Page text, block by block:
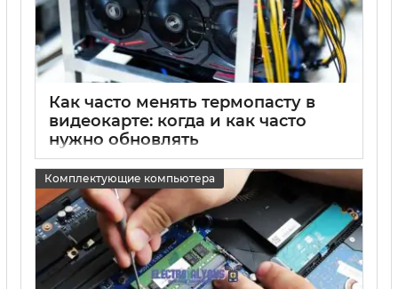
Как часто менять термопасту в
видеокарте: когда и как часто
нужно обновлять
теплопроводящий материал
15 05 2025 0
Комплектующие компьютера